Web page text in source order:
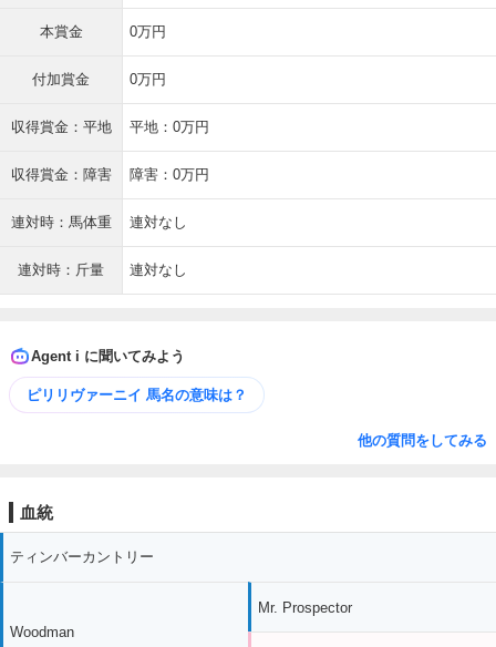
本賞金 0万円
付加賞金 0万円
収得賞金：平地 平地：0万円
収得賞金：障害 障害：0万円
連対時：馬体重 連対なし
連対時：斤量 連対なし
Agent i に聞いてみよう
ピリリヴァーニイ 馬名の意味は？
他の質問をしてみる
血統
ティンバーカントリー
Woodman
Mr. Prospector